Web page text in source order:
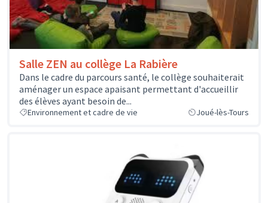
Salle ZEN au collège La Rabière
Dans le cadre du parcours santé, le collège souhaiterait
aménager un espace apaisant permettant d'accueillir
des élèves ayant besoin de...
Environnement et cadre de vie Joué-lès-Tours